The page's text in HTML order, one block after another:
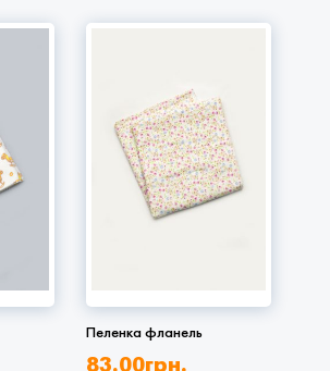
Пеленка фланель
83.00грн.